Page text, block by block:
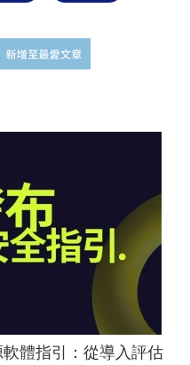
體指引：從導入評估